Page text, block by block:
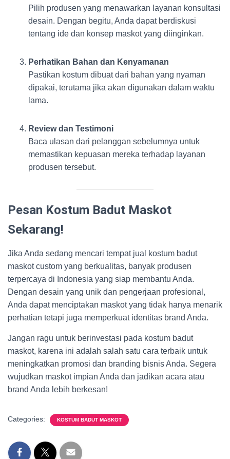
Pilih produsen yang menawarkan layanan konsultasi
desain. Dengan begitu, Anda dapat berdiskusi
tentang ide dan konsep maskot yang diinginkan.
Perhatikan Bahan dan Kenyamanan
Pastikan kostum dibuat dari bahan yang nyaman
dipakai, terutama jika akan digunakan dalam waktu
lama.
Review dan Testimoni
Baca ulasan dari pelanggan sebelumnya untuk
memastikan kepuasan mereka terhadap layanan
produsen tersebut.
Pesan Kostum Badut Maskot
Sekarang!
Jika Anda sedang mencari tempat jual kostum badut
maskot custom yang berkualitas, banyak produsen
terpercaya di Indonesia yang siap membantu Anda.
Dengan desain yang unik dan pengerjaan profesional,
Anda dapat menciptakan maskot yang tidak hanya menarik
perhatian tetapi juga memperkuat identitas brand Anda.
Jangan ragu untuk berinvestasi pada kostum badut
maskot, karena ini adalah salah satu cara terbaik untuk
meningkatkan promosi dan branding bisnis Anda. Segera
wujudkan maskot impian Anda dan jadikan acara atau
brand Anda lebih berkesan!
Categories: KOSTUM BADUT MASKOT